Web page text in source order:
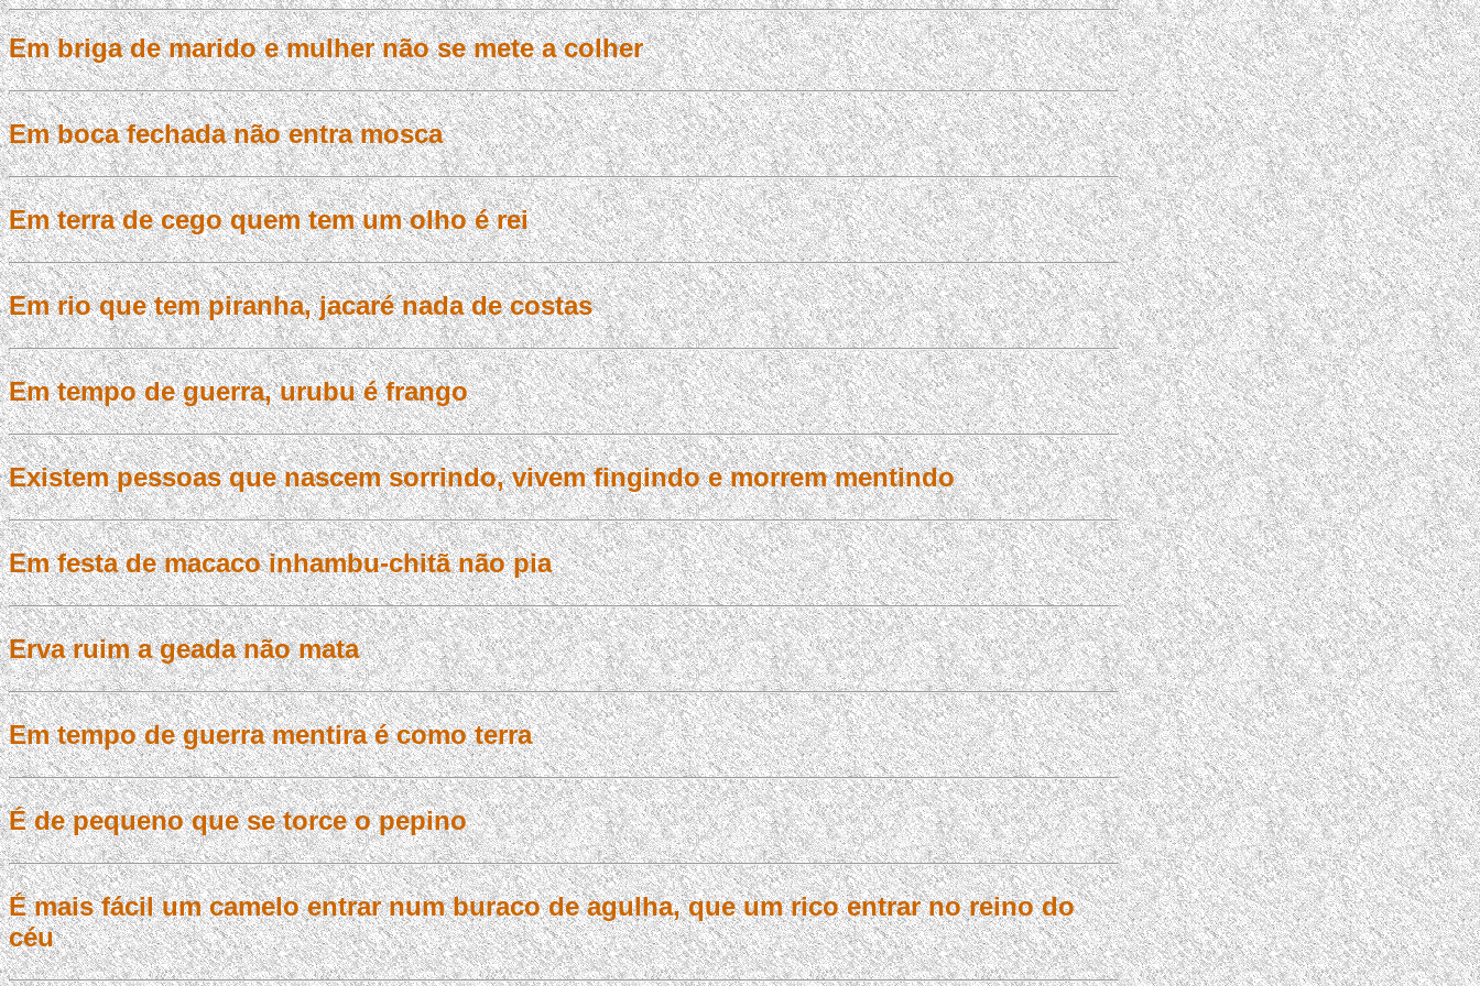
Em briga de marido e mulher não se mete a colher
Em boca fechada não entra mosca
Em terra de cego quem tem um olho é rei
Em rio que tem piranha, jacaré nada de costas
Em tempo de guerra, urubu é frango
Existem pessoas que nascem sorrindo, vivem fingindo e morrem mentindo
Em festa de macaco inhambu-chitã não pia
Erva ruim a geada não mata
Em tempo de guerra mentira é como terra
É de pequeno que se torce o pepino
É mais fácil um camelo entrar num buraco de agulha, que um rico entrar no reino do
céu